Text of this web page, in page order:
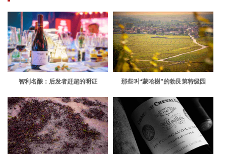
智利名酿：后发者赶超的明证 那些叫“蒙哈榭”的勃艮第特级园